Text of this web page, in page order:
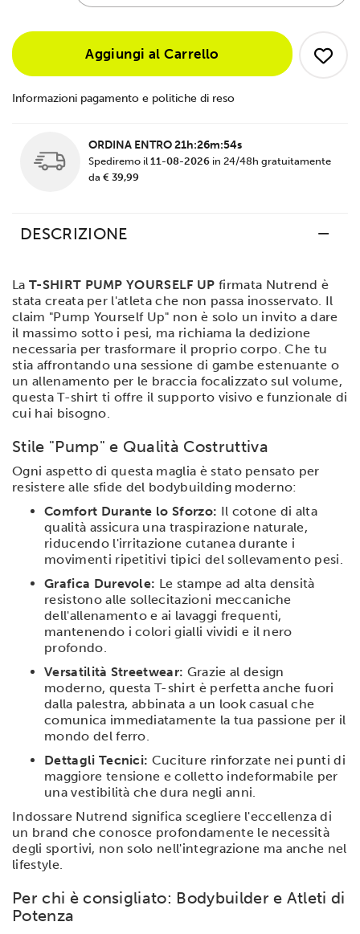
Aggiungi al Carrello
Informazioni pagamento e politiche di reso
ORDINA ENTRO21h:26m:53s
Spediremo il 11-08-2026 in 24/48h gratuitamente
da € 39,99
DESCRIZIONE
La T-SHIRT PUMP YOURSELF UP firmata Nutrend è
stata creata per l'atleta che non passa inosservato. Il
claim "Pump Yourself Up" non è solo un invito a dare
il massimo sotto i pesi, ma richiama la dedizione
necessaria per trasformare il proprio corpo. Che tu
stia affrontando una sessione di gambe estenuante o
un allenamento per le braccia focalizzato sul volume,
questa T-shirt ti offre il supporto visivo e funzionale di
cui hai bisogno.
Stile "Pump" e Qualità Costruttiva
Ogni aspetto di questa maglia è stato pensato per
resistere alle sfide del bodybuilding moderno:
Comfort Durante lo Sforzo: Il cotone di alta
qualità assicura una traspirazione naturale,
riducendo l'irritazione cutanea durante i
movimenti ripetitivi tipici del sollevamento pesi.
Grafica Durevole: Le stampe ad alta densità
resistono alle sollecitazioni meccaniche
dell'allenamento e ai lavaggi frequenti,
mantenendo i colori gialli vividi e il nero
profondo.
Versatilità Streetwear: Grazie al design
moderno, questa T-shirt è perfetta anche fuori
dalla palestra, abbinata a un look casual che
comunica immediatamente la tua passione per il
mondo del ferro.
Dettagli Tecnici: Cuciture rinforzate nei punti di
maggiore tensione e colletto indeformabile per
una vestibilità che dura negli anni.
Indossare Nutrend significa scegliere l'eccellenza di
un brand che conosce profondamente le necessità
degli sportivi, non solo nell'integrazione ma anche nel
lifestyle.
Per chi è consigliato: Bodybuilder e Atleti di
Potenza